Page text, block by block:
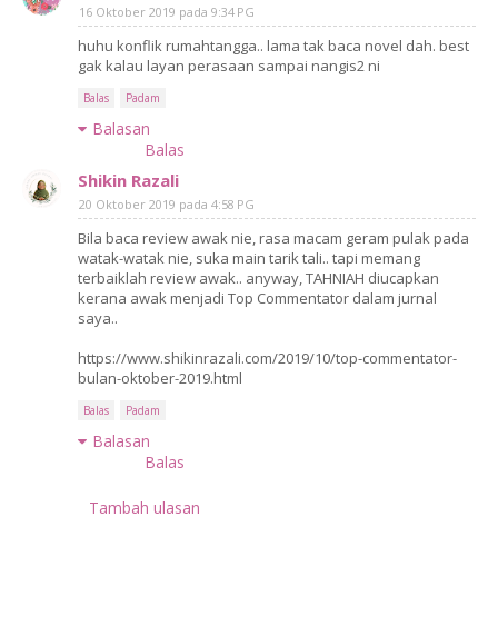
16 Oktober 2019 pada 9:34 PG
huhu konflik rumahtangga.. lama tak baca novel dah. best
gak kalau layan perasaan sampai nangis2 ni
Balas Padam
Balasan
Balas
Shikin Razali
20 Oktober 2019 pada 4:58 PG
Bila baca review awak nie, rasa macam geram pulak pada
watak-watak nie, suka main tarik tali.. tapi memang
terbaiklah review awak.. anyway, TAHNIAH diucapkan
kerana awak menjadi Top Commentator dalam jurnal
saya..
https://www.shikinrazali.com/2019/10/top-commentator-
bulan-oktober-2019.html
Balas Padam
Balasan
Balas
Tambah ulasan